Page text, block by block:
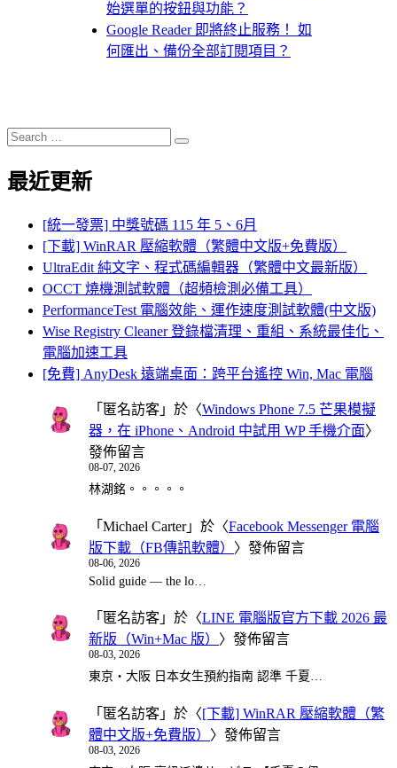
始選單的按鈕與功能？
Google Reader 即將終止服務！ 如
何匯出、備份全部訂閱項目？
Search
for:
Search
最近更新
[統一發票] 中獎號碼 115 年 5、6月
[下載] WinRAR 壓縮軟體（繁體中文版+免費版）
UltraEdit 純文字、程式碼編輯器（繁體中文最新版）
OCCT 燒機測試軟體（超頻檢測必備工具）
PerformanceTest 電腦效能、運作速度測試軟體(中文版)
Wise Registry Cleaner 登錄檔清理、重組、系統最佳化、
電腦加速工具
[免費] AnyDesk 遠端桌面：跨平台遙控 Win, Mac 電腦
「 匿名訪客 」於〈Windows Phone 7.5 芒果模擬
器，在 iPhone、Android 中試用 WP 手機介面〉
發佈留言
08-07, 2026
林湖銘。。。。。
「 Michael Carter」於〈Facebook Messenger 電腦
版下載（FB傳訊軟體） 〉發佈留言
08-06, 2026
Solid guide — the lo…
「 匿名訪客 」於〈LINE 電腦版官方下載 2026 最
新版（Win+Mac 版） 〉發佈留言
08-03, 2026
東京・大阪 日本女生預約指南 認準 千夏…
「 匿名訪客 」於〈[下載] WinRAR 壓縮軟體（繁
體中文版+免費版） 〉發佈留言
08-03, 2026